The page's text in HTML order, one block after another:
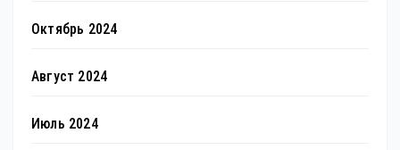
Октябрь 2024
Август 2024
Июль 2024